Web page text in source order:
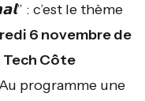
: c’est le thème
6 novembre de
Tech Côte
programme une